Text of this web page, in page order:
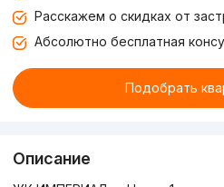
Расскажем о скидках от
Абсолютно бесплатная
Подобрать
Описание